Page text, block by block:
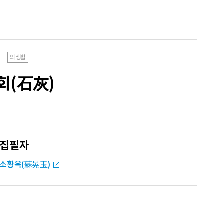
의생활
(石灰)
집필자
소황옥(蘇晃玉)